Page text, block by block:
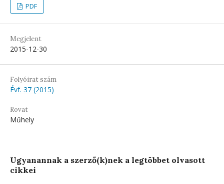
PDF
Megjelent
2015-12-30
Folyóirat szám
Évf. 37 (2015)
Rovat
Műhely
Ugyanannak a szerző(k)nek a legtöbbet olvasott
cikkei